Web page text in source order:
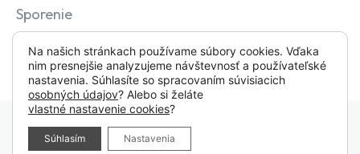
Sporenie
Tvorba webstránok a marketing od
Na našich stránkach používame súbory cookies. Vďaka
nim presnejšie analyzujeme návštevnosť a používateľské
nastavenia. Súhlasíte so spracovaním súvisiacich
osobných údajov? Alebo si želáte
vlastné nastavenie cookies?
Súhlasím Nastavenia